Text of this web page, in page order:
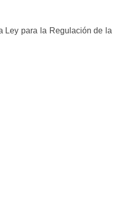
Ley para la Regulación de